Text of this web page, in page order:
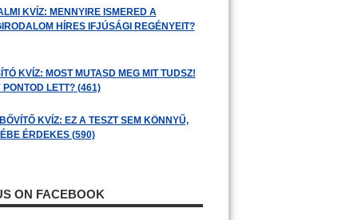
KVÍZ: MENNYIRE ISMERED A
HÍRES IFJÚSÁGI REGÉNYEIT?
KVÍZ: MOST MUTASD MEG MIT TUDSZ!
LETT? (461)
KVÍZ: EZ A TESZT SEM KÖNNYŰ,
ÉRDEKES (590)
ON FACEBOOK